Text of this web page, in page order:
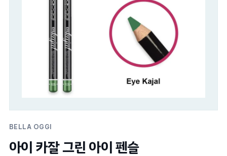
BELLA OGGI
아이 카잘 그린 아이 펜슬